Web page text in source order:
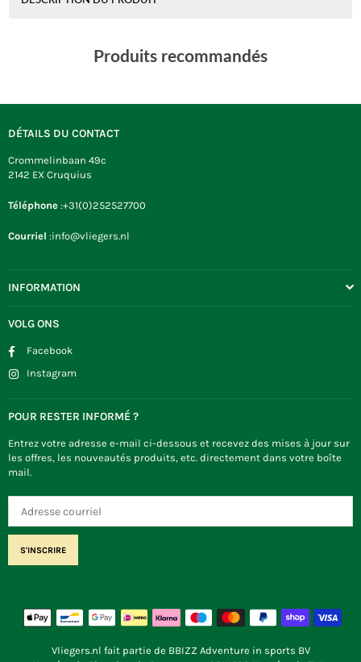
Produits recommandés
DÉTAILS DU CONTACT
Crommelinbaan 49c
2142 EX Cruquius
Téléphone :+31(0)252527700
Courriel :info@vliegers.nl
INFORMATION
VOLG ONS
Facebook
Instagram
POUR RESTER INFORMÉ ?
Entrez votre adresse e-mail ci-dessous et recevez des mises à jour sur
les offres, les nouveautés produits, etc. directement dans votre boîte
mail.
S'INSCRIRE
Vliegers.nl fait partie de BBIZZ Adventure in sports BV